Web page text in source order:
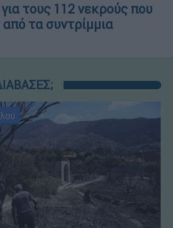
τους 112 νεκρούς που
τα συντρίμμια